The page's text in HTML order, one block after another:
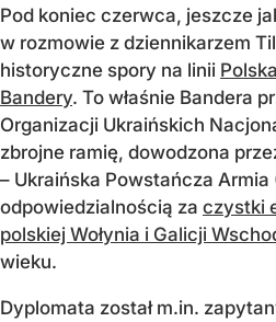
Pod koniec czerwca, jeszcze
w rozmowie z dziennikarzem
historyczne spory na linii
Bandery. To właśnie Bandera
Organizacji Ukraińskich
zbrojne ramię, dowodzona
– Ukraińska Powstańcza
odpowiedzialnością za czystki
polskiej Wołynia i Galicji
wieku.
Dyplomata został m.in.